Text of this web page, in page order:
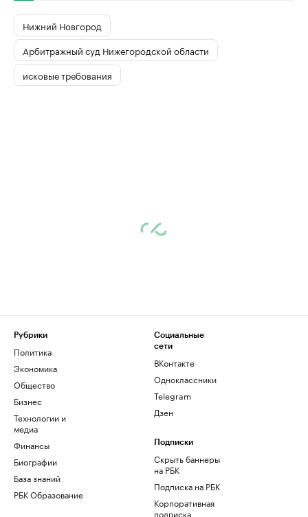
Нижний Новгород
Арбитражный суд Нижегородской области
исковые требования
Рубрики
Политика
Экономика
Общество
Бизнес
Технологии и
медиа
Финансы
Биографии
База знаний
РБК Образование
Социальные
сети
ВКонтакте
Одноклассники
Telegram
Дзен
Подписки
Скрыть баннеры
на РБК
Подписка на РБК
Корпоративная
подписка